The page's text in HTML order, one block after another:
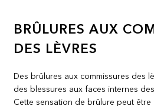
BRÛLURES AUX
DES LÈVRES
Des brûlures aux commissures des
des blessures aux faces internes
Cette sensation de brûlure peut